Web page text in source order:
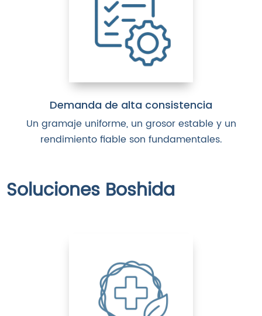
Demanda de alta consistencia
Un gramaje uniforme, un grosor estable y un
rendimiento fiable son fundamentales.
Soluciones Boshida